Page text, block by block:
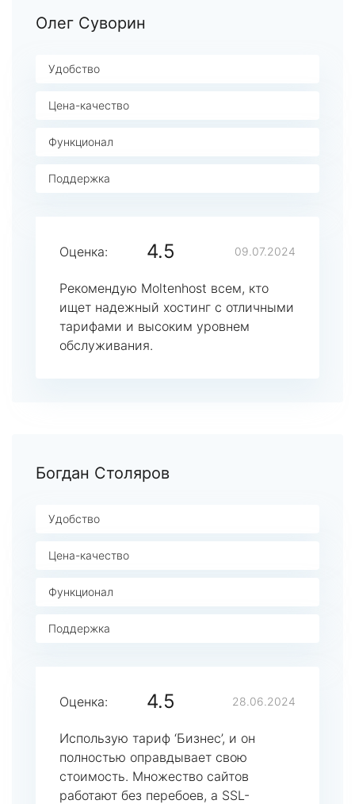
Олег Суворин
Удобство
Цена-качество
Функционал
Поддержка
Оценка: 4.5 09.07.2024
Рекомендую Moltenhost всем, кто
ищет надежный хостинг с отличными
тарифами и высоким уровнем
обслуживания.
Богдан Столяров
Удобство
Цена-качество
Функционал
Поддержка
Оценка: 4.5 28.06.2024
Использую тариф ‘Бизнес’, и он
полностью оправдывает свою
стоимость. Множество сайтов
работают без перебоев, а SSL-